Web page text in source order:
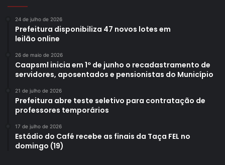
24 de julho de 2026
Prefeitura disponibiliza 47 novos lotes em
leilão online
26 de maio de 2026
Caapsml inicia em 1º de junho o recadastramento de
servidores, aposentados e pensionistas do Município
21 de julho de 2026
Prefeitura abre teste seletivo para contratação de
professores temporários
17 de julho de 2026
Estádio do Café recebe as finais da Taça FEL no
domingo (19)